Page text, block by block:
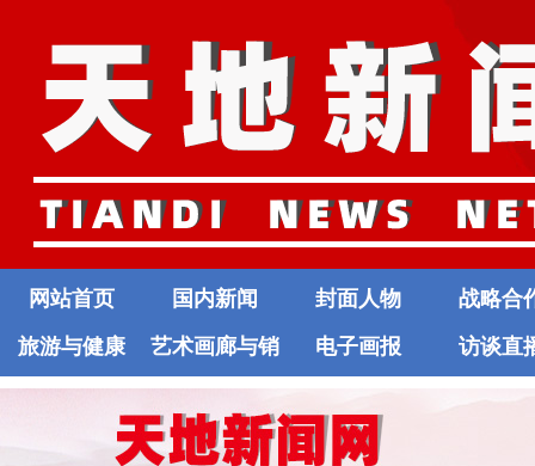
网站首页 国内新闻 封面人物
战略合
旅游与健康
艺术画廊与销
售
电子画报 访谈直